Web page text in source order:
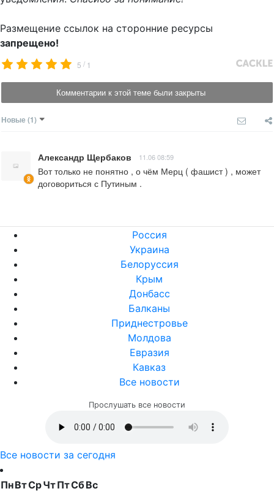
Размещение ссылок на сторонние ресурсы
запрещено!
5 / 1
Комментарии к этой теме были закрыты
Новые (1)
Александр Щербаков 11.06 08:59
Вот только не понятно , о чём Мерц ( фашист ) , может
договориться с Путиным .
Россия
Украина
Белоруссия
Крым
Донбасс
Балканы
Приднестровье
Молдова
Евразия
Кавказ
Все новости
Прослушать все новости
Все новости за сегодня
ПнВтСрЧтПтСбВс